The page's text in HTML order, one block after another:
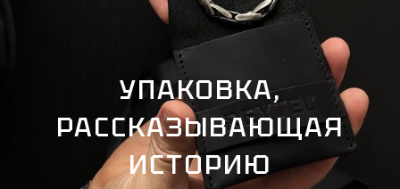
УПАКОВКА,
РАССКАЗЫВАЮЩАЯ
ИСТОРИЮ